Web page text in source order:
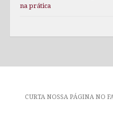
na prática
CURTA NOSSA PÁGINA NO